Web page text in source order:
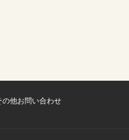
の他お問い合わせ